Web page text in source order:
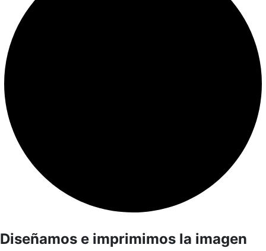
Diseñamos e imprimimos la imagen